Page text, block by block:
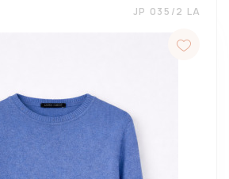
JP 035/2 LA